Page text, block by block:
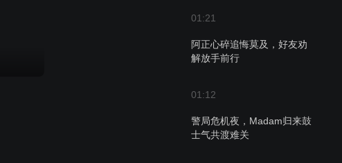
01:21
阿正心碎追悔莫及，好友劝
解放手前行
01:12
警局危机夜，Madam归来鼓
士气共渡难关